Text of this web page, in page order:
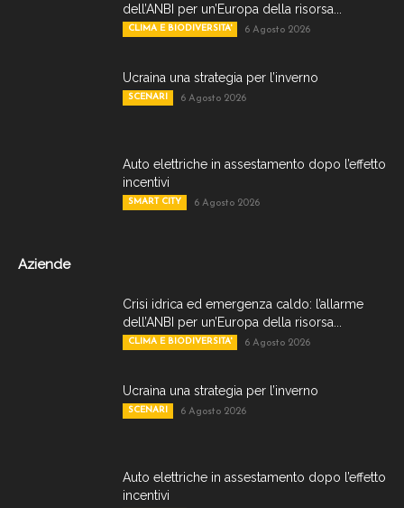
dell’ANBI per un’Europa della risorsa...
CLIMA E BIODIVERSITA' 6 Agosto 2026
Ucraina una strategia per l’inverno
SCENARI 6 Agosto 2026
Auto elettriche in assestamento dopo l’effetto
incentivi
SMART CITY 6 Agosto 2026
Aziende
Crisi idrica ed emergenza caldo: l’allarme
dell’ANBI per un’Europa della risorsa...
CLIMA E BIODIVERSITA' 6 Agosto 2026
Ucraina una strategia per l’inverno
SCENARI 6 Agosto 2026
Auto elettriche in assestamento dopo l’effetto
incentivi